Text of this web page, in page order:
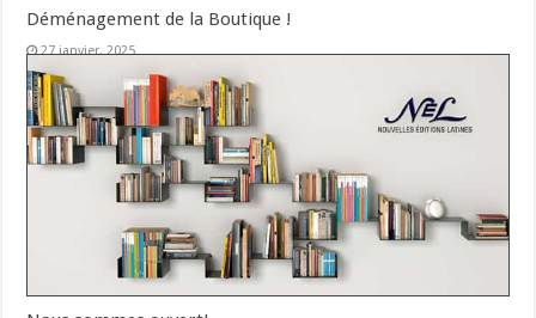
Déménagement de la Boutique !
27 janvier, 2025